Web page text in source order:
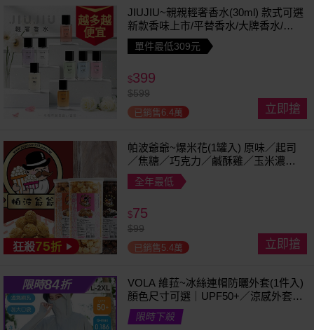
越多越
便宜
JIUJIU~親親輕奢香水(30ml) 款式可選
新款香味上市/平替香水/大牌香水/大
牌平替
單件最低309元
$399
$599
已銷售6.4萬 立即搶
狂殺75折
帕波爺爺~爆米花(1罐入) 原味／起司
／焦糖／巧克力／鹹酥雞／玉米濃湯
／珍珠奶茶 款式可選
全年最低
$75
$99
已銷售5.4萬 立即搶
限時84折
VOLA 維菈~冰絲連帽防曬外套(1件入)
顏色尺寸可選｜UPF50+／涼感外套／
可拆帽簷／馬尾孔設計／機車族防曬
限時下殺